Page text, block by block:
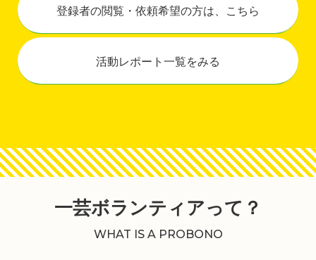
登録者の閲覧・依頼希望の方は、こちら
活動レポート一覧をみる
一芸ボランティアって？
WHAT IS A PROBONO